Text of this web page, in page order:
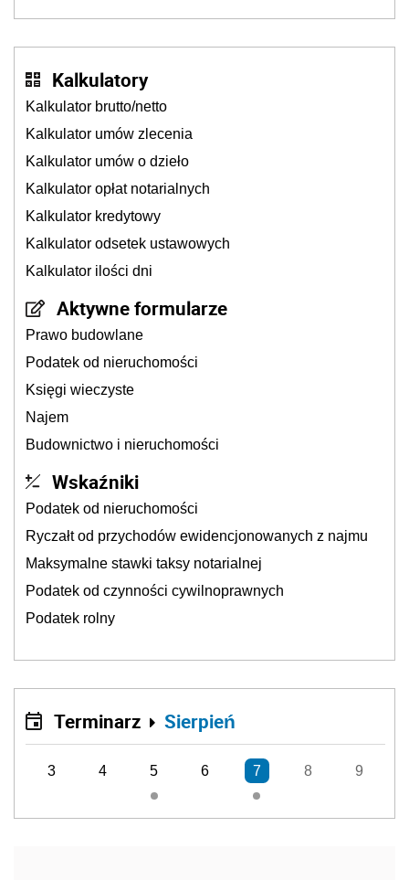
Kalkulatory
Kalkulator brutto/netto
Kalkulator umów zlecenia
Kalkulator umów o dzieło
Kalkulator opłat notarialnych
Kalkulator kredytowy
Kalkulator odsetek ustawowych
Kalkulator ilości dni
Aktywne formularze
Prawo budowlane
Podatek od nieruchomości
Księgi wieczyste
Najem
Budownictwo i nieruchomości
Wskaźniki
Podatek od nieruchomości
Ryczałt od przychodów ewidencjonowanych z najmu
Maksymalne stawki taksy notarialnej
Podatek od czynności cywilnoprawnych
Podatek rolny
Terminarz Sierpień
3 4 5 6 7 8 9